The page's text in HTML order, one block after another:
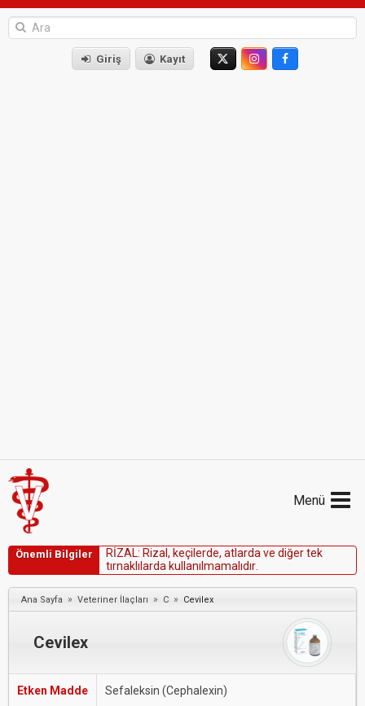
Giriş Kayıt
Menü
Önemli Bilgiler RİZAL: Riza , keçi erde, atarda ve diğertek
tırnakı arda ku anı mama ıdır
Ana Sayfa » Veteriner İlaçları » C » Cevilex
Cevilex
Etken Madde Sefaleksin (Cephalexin)